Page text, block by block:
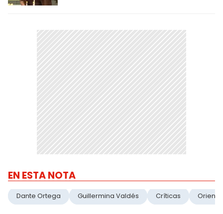
EN ESTA NOTA
Dante Ortega Guillermina Valdés Críticas